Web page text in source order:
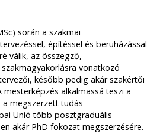
során a szakmai
építéssel és beruházással
válik, az összegző,
vonatkozó
később pedig akár szakértői
alkalmassá teszi a
megszerzett tudás
Unió több posztgraduális
akár PhD fokozat megszerzésére.